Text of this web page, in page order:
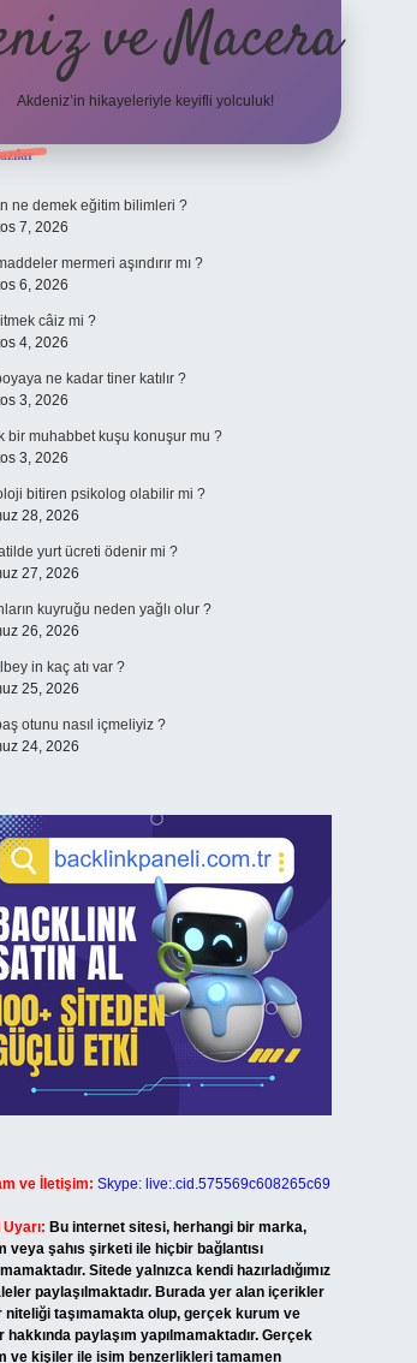
ve Macera
Akdeniz’in hikayeleriyle keyifli yolculuk!
ne demek eğitim bilimleri ?
7, 2026
mermeri aşındırır mı ?
6, 2026
câiz mi ?
4, 2026
ne kadar tiner katılır ?
3, 2026
bir muhabbet kuşu konuşur mu ?
3, 2026
bitiren psikolog olabilir mi ?
28, 2026
yurt ücreti ödenir mi ?
27, 2026
kuyruğu neden yağlı olur ?
26, 2026
in kaç atı var ?
25, 2026
otunu nasıl içmeliyiz ?
24, 2026
ve İletişim: Skype: live:.cid.575569c608265c69
Bu internet sitesi, herhangi bir marka,
veya şahıs şirketi ile hiçbir bağlantısı
Sitede yalnızca kendi hazırladığımız
paylaşılmaktadır. Burada yer alan içerikler
niteliği taşımamakta olup, gerçek kurum ve
hakkında paylaşım yapılmamaktadır. Gerçek
ve kişiler ile isim benzerlikleri tamamen